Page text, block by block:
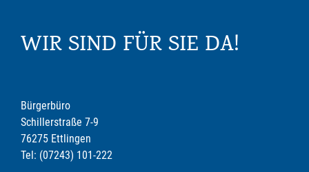
WIR SIND FÜR SIE DA!
Bürgerbüro
Schillerstraße 7-9
76275 Ettlingen
Tel: (07243) 101-222